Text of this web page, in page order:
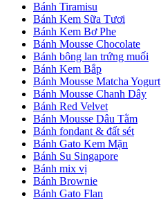
Bánh Tiramisu
Bánh Kem Sữa Tươi
Bánh Kem Bơ Phe
Bánh Mousse Chocolate
Bánh bông lan trứng muối
Bánh Kem Bắp
Bánh Mousse Matcha Yogurt
Bánh Mousse Chanh Dây
Bánh Red Velvet
Bánh Mousse Dâu Tằm
Bánh fondant & đất sét
Bánh Gato Kem Mặn
Bánh Su Singapore
Bánh mix vị
Bánh Brownie
Bánh Gato Flan